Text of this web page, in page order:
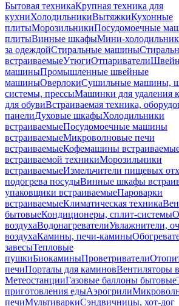
Бытовая техникаКрупная техника для
кухниХолодильникиВытяжкиКухонные
плитыМорозильникиПосудомоечные
плитыВинные шкафыМини-
за одеждойСтиральные машины
встраиваемыеУтюгиОтпариватели
машиныПромышленные швейные
машиныОверлокиСушильные машины,
системы, прессыМашинки для удаления
для обувиВстраиваемая техника,
панелиДуховые шкафыХолодильники
встраиваемыеПосудомоечные машины
встраиваемыеМикроволновые печи
встраиваемыеКофемашины
встраиваемой техникиМорозильники
встраиваемыеИзмельчители пищевых
подогрева посудыВинные шкафы
упаковщики встраиваемыеПароварки
встраиваемыеКлиматическая техника
бытовыеКондиционеры, сплит-системы
воздухаВодонагревателиУвлажнители,
воздухаКамины, печи-камины
завесыТепловые
пушкиБиокаминыПроветриватели
печиПорталы для каминовВентиляторы
МетеостанцииГазовые баллоны бытовые
приготовления едыАэрогрили
печиМультиваркиСэндвичницы, хот-дог